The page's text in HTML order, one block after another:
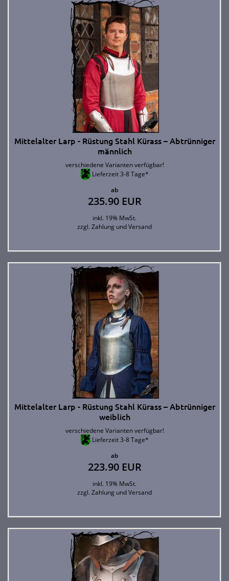
Mittelalter Larp - Rüstung Stahl Kürass – Abtrünniger
männlich
verschiedene Varianten verfügbar!
Lieferzeit 3-8 Tage*
ab
235.90 EUR
inkl. 19% MwSt.
zzgl.Zahlung und Versand
Mittelalter Larp - Rüstung Stahl Kürass – Abtrünniger
weiblich
verschiedene Varianten verfügbar!
Lieferzeit 3-8 Tage*
ab
223.90 EUR
inkl. 19% MwSt.
zzgl.Zahlung und Versand